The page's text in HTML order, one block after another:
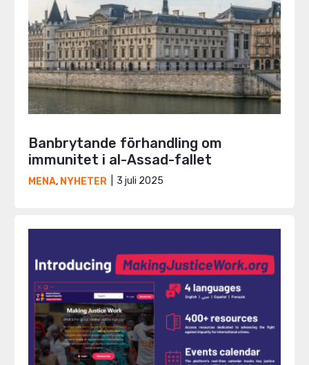
Banbrytande förhandling om
immunitet i al-Assad-fallet
MENA, NYHETER 3 juli 2025